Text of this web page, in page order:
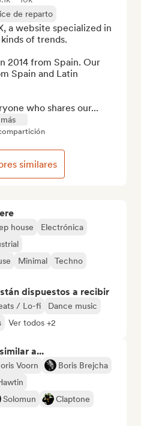
house
Electrónica
Minimal
Techno
dispuestos a recibir
/ Lo-fi
Dance music
Ver todos +2
a...
Voorn
Boris Brejcha
Solomun
Claptone
de reparto
a website specialized in
of trends.
2014 from Spain. Our
Spain and Latin
who shares our...
similares